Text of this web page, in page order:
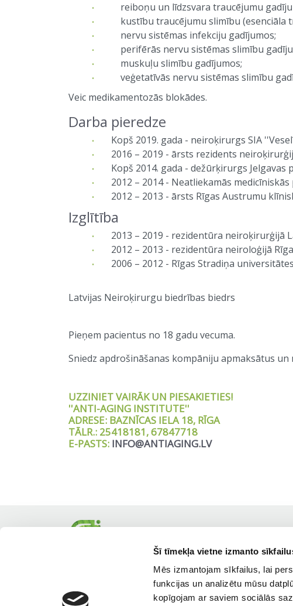
Šī tīmekļa vietne izmanto
Mēs izmantojam sīkfailus, lai
funkcijas un analizētu mūsu
kopīgojam ar saviem sociālās
reiboņu un līdzsvara traucējumu
kustību traucējumu slimību (esenciāla
nervu sistēmas infekciju gadījumos;
perifērās nervu sistēmas slimību
muskuļu slimību gadījumos;
veģetatīvās nervu sistēmas slimību
Veic medikamentozās blokādes.
Darba pieredze
Kopš 2019. gada - neiroķirurgs SIA
2016 – 2019 - ārsts rezidents
Kopš 2014. gada - dežūrķirurgs Jelgavas
2012 – 2014 - Neatliekamās medicīniskās
2012 – 2013 - ārsts Rīgas Austrumu
Izglītība
2013 – 2019 - rezidentūra neiroķirurģijā
2012 – 2013 - rezidentūra neiroloģijā
2006 – 2012 - Rīgas Stradiņa
Latvijas Neiroķirurgu biedrības biedrs
Pieņem pacientus no 18 gadu vecuma.
Sniedz apdrošināšanas kompāniju apmaksātus un
UZZINIET VAIRĀK UN PIESAKIETIES!
''ANTI-AGING INSTITUTE''
ADRESE: BAZNĪCAS IELA 18, RĪGA
TĀLR.: 25418181, 67847718
E-PASTS: INFO@ANTIAGING.LV